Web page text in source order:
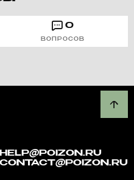
0
ВОПРОСОВ
HELP@POIZON.RU
CONTACT@POIZON.RU